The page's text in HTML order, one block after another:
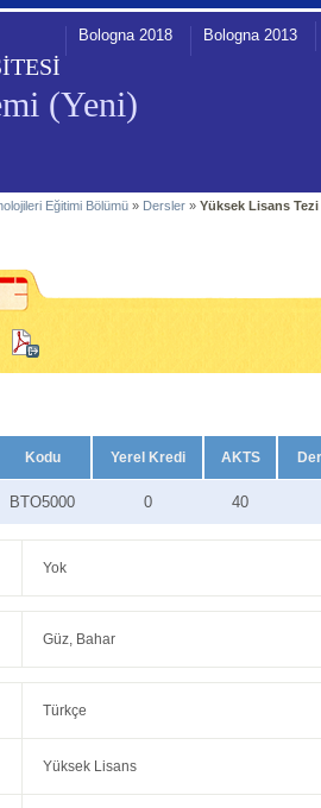
(Yeni)
Bologna 2018 Bologna 2013
Eğitimi Bölümü » Dersler »Yüksek Lisans Tezi
Kodu Yerel Kredi AKTS
BTO5000 0 40
Yok
Güz, Bahar
Türkçe
Yüksek Lisans